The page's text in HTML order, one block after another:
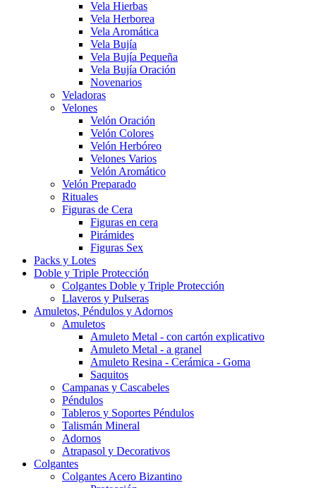
Vela Hierbas
Vela Herborea
Vela Aromática
Vela Bujía
Vela Bujía Pequeña
Vela Bujía Oración
Novenarios
Veladoras
Velones
Velón Oración
Velón Colores
Velón Herbóreo
Velones Varios
Velón Aromático
Velón Preparado
Rituales
Figuras de Cera
Figuras en cera
Pirámides
Figuras Sex
Packs y Lotes
Doble y Triple Protección
Colgantes Doble y Triple Protección
Llaveros y Pulseras
Amuletos, Péndulos y Adornos
Amuletos
Amuleto Metal - con cartón explicativo
Amuleto Metal - a granel
Amuleto Resina - Cerámica - Goma
Saquitos
Campanas y Cascabeles
Péndulos
Tableros y Soportes Péndulos
Talismán Mineral
Adornos
Atrapasol y Decorativos
Colgantes
Colgantes Acero Bizantino